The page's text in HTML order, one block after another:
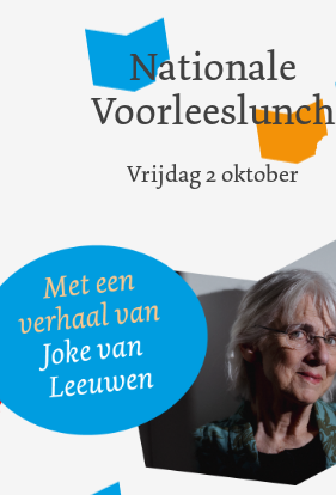
Nationale
Voorleeslunch
Vrijdag 2 oktober